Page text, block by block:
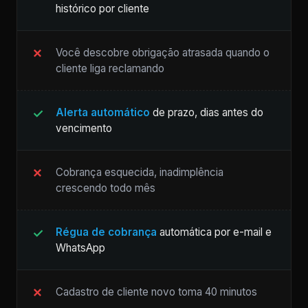
histórico por cliente
Você descobre obrigação atrasada quando o
cliente liga reclamando
Alerta automático de prazo, dias antes do
vencimento
Cobrança esquecida, inadimplência
crescendo todo mês
Régua de cobrança automática por e-mail e
WhatsApp
Cadastro de cliente novo toma 40 minutos